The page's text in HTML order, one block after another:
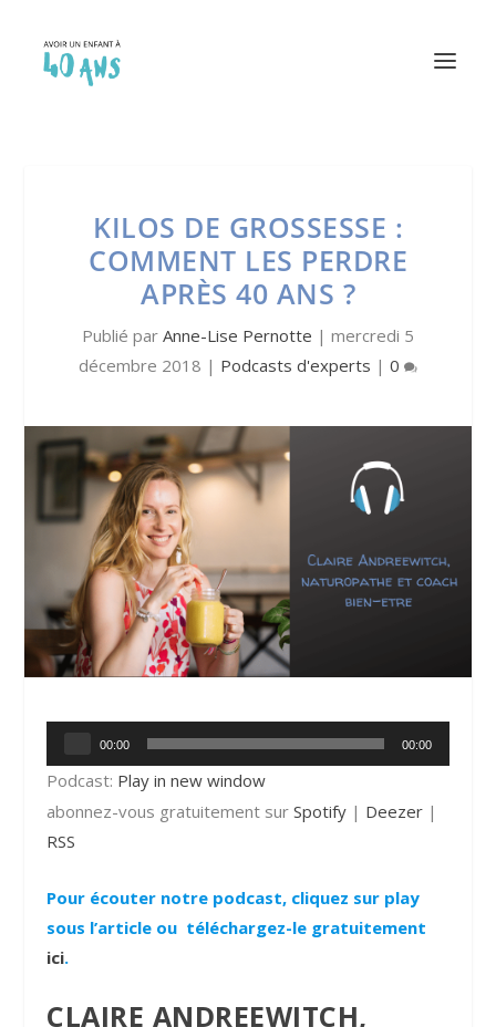
KILOS DE GROSSESSE :
COMMENT LES PERDRE
APRÈS 40 ANS ?
Publié par Anne-Lise Pernotte | mercredi 5
décembre 2018 | Podcasts d'experts | 0
audio
00:00 00:00
Podcast: Play in new window
abonnez-vous gratuitement surSpotify | Deezer |
RSS
Pour écouter notre podcast, cliquez sur play
sous l’article ou téléchargez-le gratuitement
ici.
CLAIRE ANDREEWITCH,